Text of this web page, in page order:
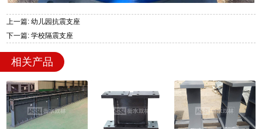
上一篇: 幼儿园抗震支座
下一篇: 学校隔震支座
相关产品